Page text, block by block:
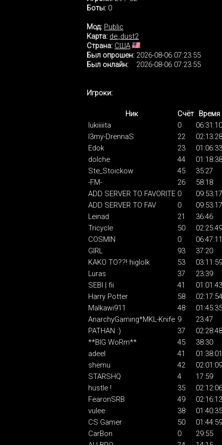
Боты: 0
Мод: Public
Карта: de_dust2
Страна: США
Был опрошен: 2026-08-06 07:23:55
Был онлайн: 2026-08-06 07:23:55
Игроки:
Ник Счёт
Время
lukiiiiita
0
06:31:10
I3my-DrennaS
22
02:13:28
Edok
23
01:06:33
dolche
44
01:18:38
Ste_Stoickow
45
35:27
-FM-
26
58:18
ADD SERVER TO FAVORITE 0
09:53:17
ADD SERVER TO FAV
0
09:53:17
Leinad
21
36:46
Tricycle
50
02:25:49
COSMIN
0
06:47:11
GIRL
93
37:20
KAKO TO??! higlolk
53
03:11:59
Luras
37
23:39
SEBI | fii
41
01:01:43
Harry Potter
58
02:17:54
Malkawi911
48
01:45:35
AnarchyGaming*MKL-Knife 9
23:47
PATHAN :)
37
02:28:48
**BIG WoRm**
45
38:30
adeel
41
01:38:01
shemu
42
02:01:09
STARSHQ
4
17:59
hustle !
35
02:12:06
FearonSRB
49
02:16:13
vulee
38
01:40:35
CS Gamer
50
01:44:59
CarBon
0
29:55